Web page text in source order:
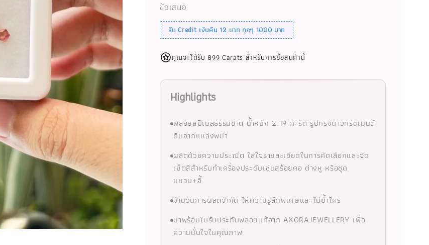
ข้อเสนอ
รับ Credit เงินคืน 12 บาท ทุกๆ 1000 บาท
คุณจะได้รับ 899 Carats สำหรับการซื้อสินค้านี้
Highlights
พลอยสปิเนลธรรมชาติ น้ำหนัก 2.19 กะรัต รูปทรงดาวทรีตเมนต์
ดิบจากแหล่งพม่า
ผลิตด้วยความประณีต ใส่ใจรายละเอียดในการคัดเลือกและจัด
เซ็ตสีสำหรับทำเครื่องประดับเช่นสร้อยคอ ต่างหู หรือชุด
แหวน+จี้
จำนวนการผลิตจำกัด ให้ความรู้สึกพิเศษและไม่ซ้ำใคร
มาพร้อมใบรับประกันพลอยแท้จาก AXORAJEWELLERY เพื่อ
ความมั่นใจในคุณภาพ